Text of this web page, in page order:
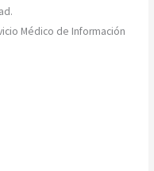
Médico de Información